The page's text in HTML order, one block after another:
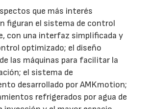
que más interés
figuran el sistema de control
con una interfaz simplificada y
optimizado; el diseño
las máquinas para facilitar la
el sistema de
desarrollado por AMKmotion;
refrigerados por agua de